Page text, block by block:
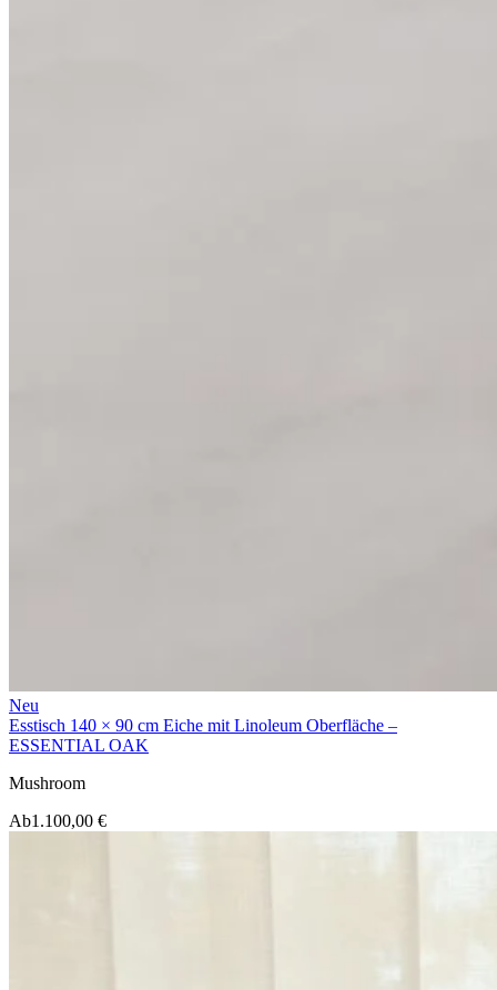
Neu
Esstisch 140 × 90 cm Eiche mit Linoleum Oberfläche –
ESSENTIAL OAK
Mushroom
Ab1.100,00 €